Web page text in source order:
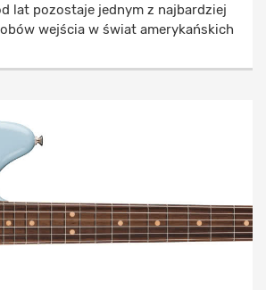
lat pozostaje jednym z najbardziej
wejścia w świat amerykańskich